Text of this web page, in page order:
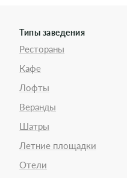
Типы заведения
Рестораны
Кафе
Лофты
Веранды
Шатры
Летние площадки
Отели